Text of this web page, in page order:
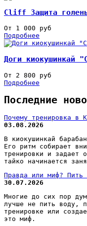
Cliff Защита
От 1 000 руб
Подробнее
Доги киокушинкай
От 2 800 руб
Подробнее
Последние
Почему тренировка в
03.08.2026
В киокушинкай
Его ритм собирает
тренировки и задает
тайко начинается
Правда или миф? Пить
30.07.2026
Многие до сих пор
лучше не пить воду,
тренировке или
это миф.